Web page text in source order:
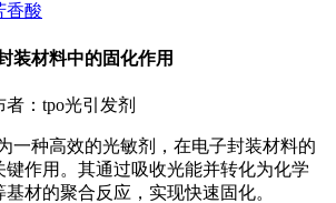
香酸
装材料中的固化作用
者：tpo光引发剂
一种高效的光敏剂，在电子封装材料的
键作用。其通过吸收光能并转化为化学
材的聚合反应，实现快速固化。